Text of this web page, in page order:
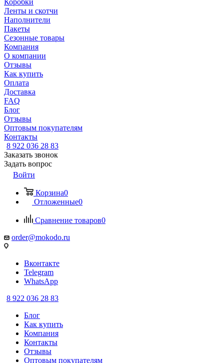
Коробки
Ленты и скотчи
Наполнители
Пакеты
Сезонные товары
Компания
О компании
Отзывы
Как купить
Оплата
Доставка
FAQ
Блог
Отзывы
Оптовым покупателям
Контакты
8 922 036 28 83
Заказать звонок
Задать вопрос
Войти
Корзина0
Отложенные0
Сравнение товаров0
order@mokodo.ru
Вконтакте
Telegram
WhatsApp
8 922 036 28 83
Блог
Как купить
Компания
Контакты
Отзывы
Оптовым покупателям